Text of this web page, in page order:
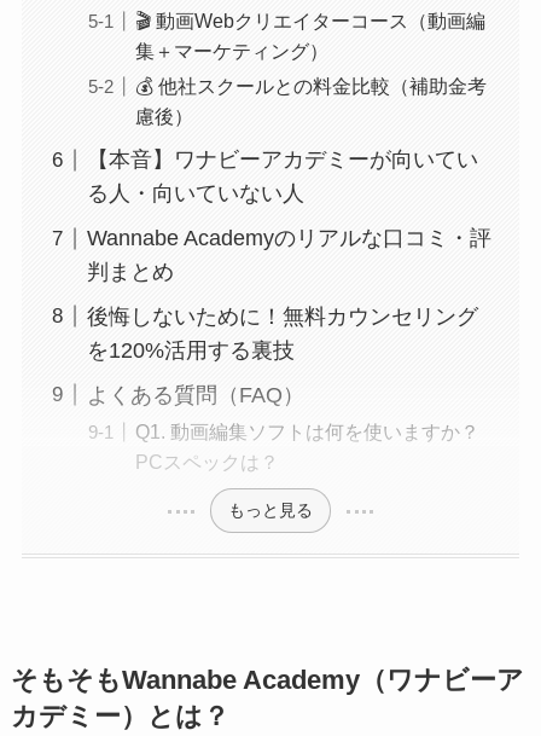
🎬 動画Webクリエイターコース（動画編
集＋マーケティング）
💰 他社スクールとの料金比較（補助金考
慮後）
【本音】ワナビーアカデミーが向いてい
る人・向いていない人
Wannabe Academyのリアルな口コミ・評
判まとめ
後悔しないために！無料カウンセリング
を120%活用する裏技
よくある質問（FAQ）
Q1. 動画編集ソフトは何を使いますか？
PCスペックは？
もっと見る
そもそもWannabe Academy（ワナビーア
カデミー）とは？